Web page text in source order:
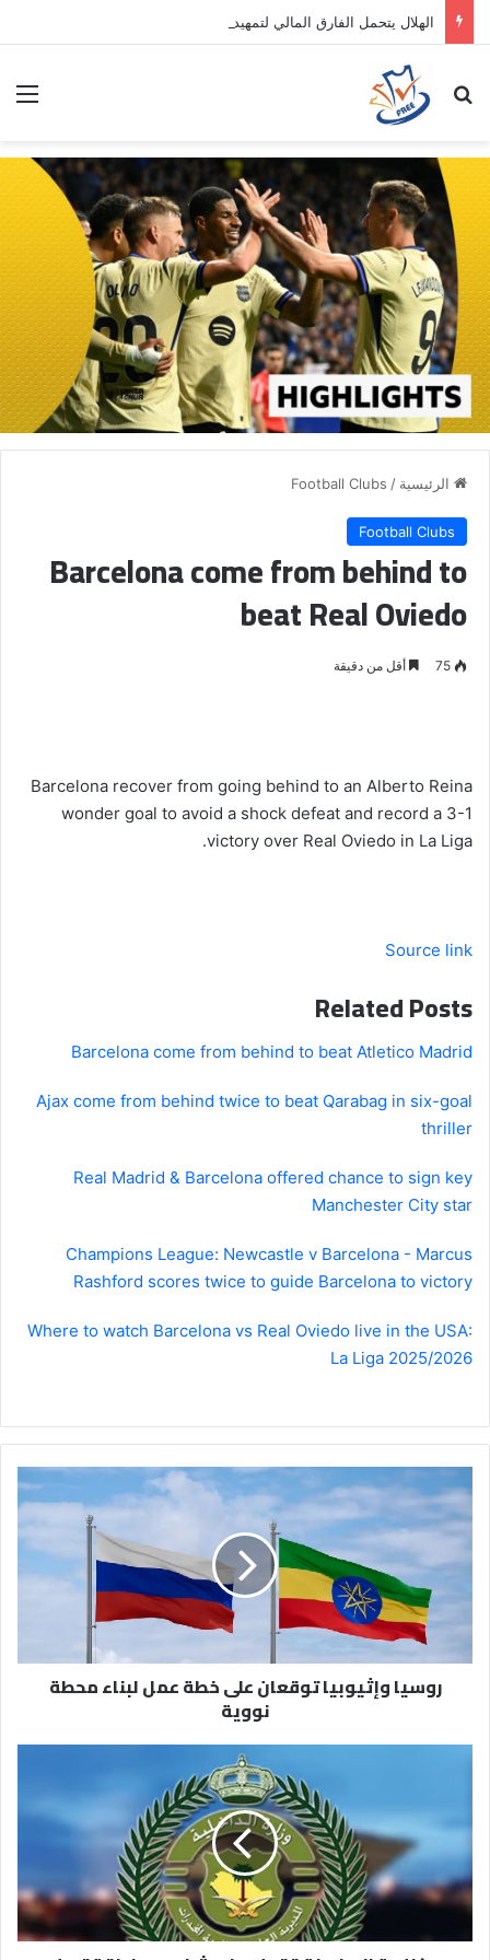
بحث عن
الرئيسية /
Football Clubs
Football Clubs
Barcelona come from behind to
beat Real Oviedo
75 أقل من دقيقة
Barcelona recover from going behind to an Alberto Reina
wonder goal to avoid a shock defeat and record a 3-1
victory over Real Oviedo in La Liga.
Source link
Related Posts
Barcelona come from behind to beat Atletico Madrid
Ajax come from behind twice to beat Qarabag in six-goal
thriller
Real Madrid & Barcelona offered chance to sign key
Manchester City star
Champions League: Newcastle v Barcelona - Marcus
Rashford scores twice to guide Barcelona to victory
Where to watch Barcelona vs Real Oviedo live in the USA:
La Liga 2025/2026
وإثيوبيا
توقعان
نووية
روسيا وإثيوبيا توقعان على خطة عمل لبناء محطة
نووية
بمنطقة
تبوك
لترويجه
مادة